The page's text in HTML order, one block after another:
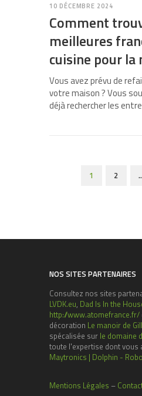
10 DÉCEMBRE 2024
Comment
meilleures
cuisine pour la
Vous avez prévu de
votre maison ? Vous
déjà rechercher les
1 2
NOS SITES PARTENAIRES
Consultez nos sites
LVDK.eu, Dad Is In the
http://www.atomefrance.fr/
décoration Le manoir de
spécalisée sur le domaine
toute l'expertise dont vous
Maytronics | Dolphin -
Mentions Légales –